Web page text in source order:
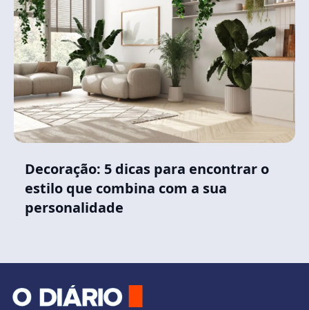
Decoração: 5 dicas para encontrar o
estilo que combina com a sua
personalidade